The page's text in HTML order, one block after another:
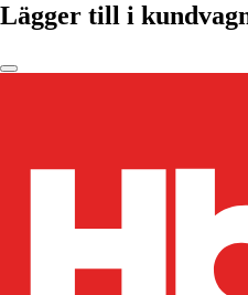
Lägger till i